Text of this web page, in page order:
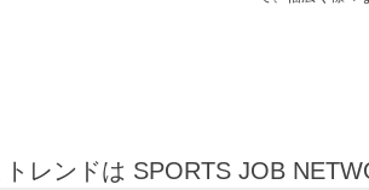
レンドは SPORTS JOB